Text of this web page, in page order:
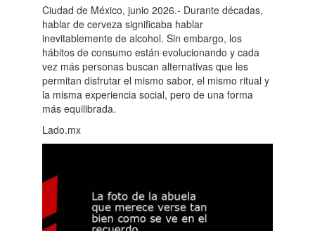
Ciudad de México, junio 2026.- Durante décadas,
hablar de cerveza significaba hablar
inevitablemente de alcohol. Sin embargo, los
hábitos de consumo están evolucionando y cada
vez más personas buscan alternativas que les
permitan disfrutar el mismo sabor, el mismo ritual y
la misma experiencia social, pero de una forma
más equilibrada.
Lado.mx